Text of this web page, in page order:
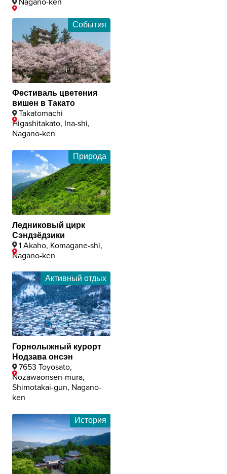
Nagano-ken
События
Фестиваль цветения
вишен в Такато
Takatomachi
Higashitakato, Ina-shi,
Nagano-ken
Природа
Ледниковый цирк
Сэндзёдзики
1 Akaho, Komagane-shi,
Nagano-ken
Активный отдых
Горнолыжный курорт
Нодзава онсэн
7653 Toyosato,
Nozawaonsen-mura,
Shimotakai-gun, Nagano-
ken
История